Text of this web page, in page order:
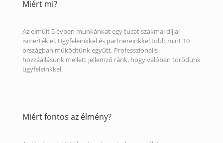
Miért mi?
Az elmúlt 5 évben munkánkat egy tucat szakmai díjjal
ismerték el. Ügyfeleinkkel és partnereinkkel több mint 10
országban működtünk együtt. Professzionális
hozzáállásunk mellett jellemző ránk, hogy valóban törődünk
ügyfeleinkkel.
Miért fontos az élmény?